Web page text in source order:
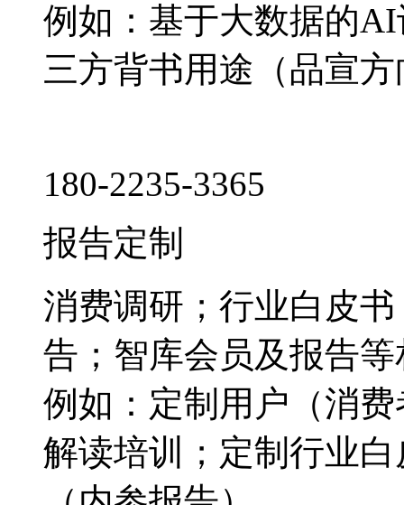
例如：基于大数据的
三方背书用途（品宣
180-2235-3365
报告定制
消费调研；行业白皮
告；智库会员及报告
例如：定制用户（消
解读培训；定制行业